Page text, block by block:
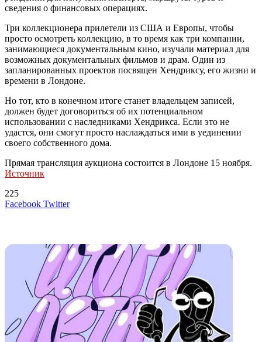
сведения о финансовых операциях.
Три коллекционера прилетели из США и Европы, чтобы
просто осмотреть коллекцию, в то время как три компании,
занимающиеся документальным кино, изучали материал для
возможных документальных фильмов и драм. Один из
запланированных проектов посвящен Хендриксу, его жизни и
времени в Лондоне.
Но тот, кто в конечном итоге станет владельцем записей,
должен будет договориться об их потенциальном
использовании с наследниками Хендрикса. Если это не
удастся, они смогут просто наслаждаться ими в уединении
своего собственного дома.
Прямая трансляция аукциона состоится в Лондоне 15 ноября.
Источник
225
Facebook TwitterLinkedIn
Tumblr
Reddit
Вконтакте
Одноклассники
Skype
Messenger
Messenger
WhatsApp
Telegram
Viber
Line
Поделиться
Печатать